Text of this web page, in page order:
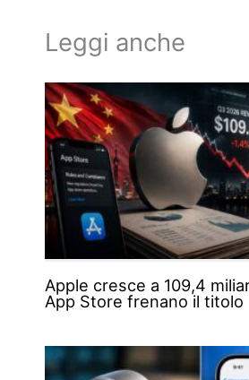
Leggi anche
Apple cresce a 109,4
App Store frenano il titolo